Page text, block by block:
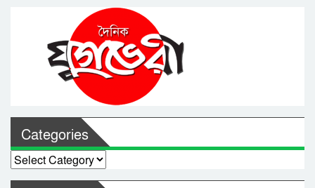
Categories
Categories